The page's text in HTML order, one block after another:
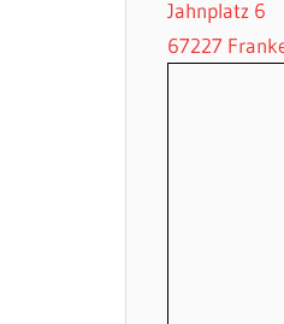
Jahnplatz 6
67227